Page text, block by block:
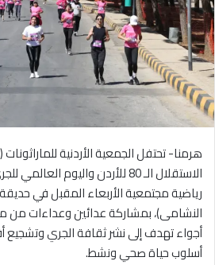
الاستقلال الـ 80 للأردن واليوم
رياضية مجتمعية الأربعاء المقبل في
النشامى)، بمشاركة عدائين وعداءات من
أجواء تهدف إلى نشر ثقافة الجري وتشجيع
أسلوب حياة صحي ونشط.